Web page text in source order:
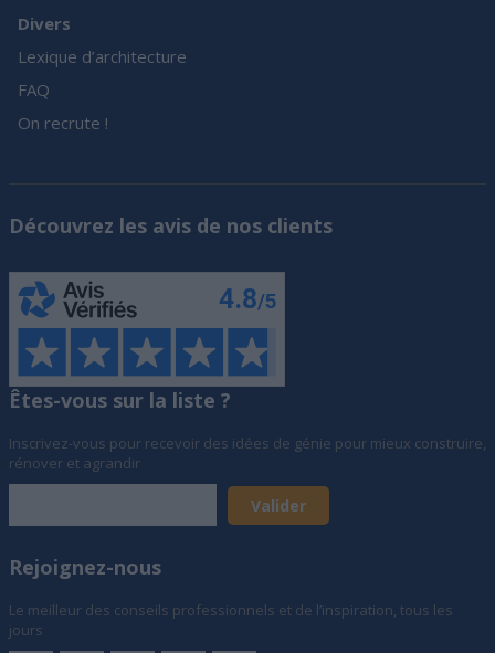
Divers
Lexique d’architecture
FAQ
On recrute !
Découvrez les avis de nos clients
Êtes-vous sur la liste ?
Inscrivez-vous pour recevoir des idées de génie pour mieux construire,
rénover et agrandir
Rejoignez-nous
Le meilleur des conseils professionnels et de l’inspiration, tous les
jours